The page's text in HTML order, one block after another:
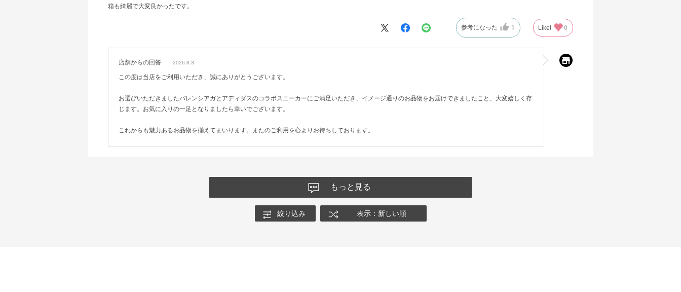
箱も綺麗で大変良かったです。
参考になった 1 Like! 0
店舗からの回答 2026.8.3
この度は当店をご利用いただき、誠にありがとうございます。
お選びいただきましたバレンシアガとアディダスのコラボスニーカーにご満足いただき、イメージ通りのお品物をお届けできましたこと、大変嬉しく存
じます。お気に入りの一足となりましたら幸いでございます。
これからも魅力あるお品物を揃えてまいります。またのご利用を心よりお待ちしております。
もっと見る
絞り込み 表示：新しい順